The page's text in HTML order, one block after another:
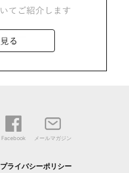
Facebook メールマガジン
プライバシーポリシー